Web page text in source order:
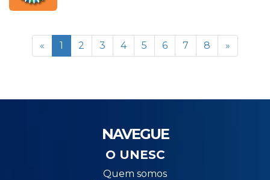
« 1 2 3 4 5 6 7 8 »
NAVEGUE
O UNESC
Quem somos